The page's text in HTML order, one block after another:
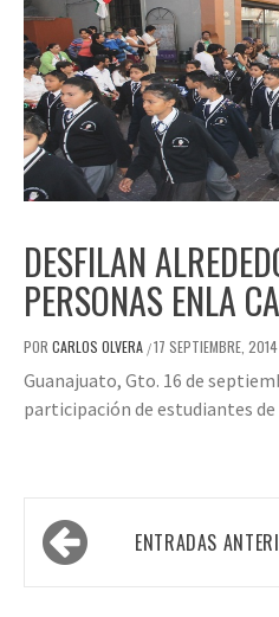
DESFILAN
PERSONAS ENLA
POR CARLOS OLVERA /17 SEPTIEMBRE, 2014
Guanajuato, Gto. 16 de
participación de estudiantes de
Navegación
de ENTRADAS